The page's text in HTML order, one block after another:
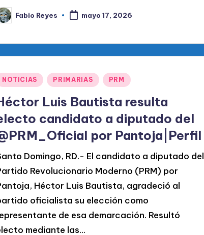
Fabio Reyes mayo 17, 2026
NOTICIAS PRIMARIAS PRM
Luis Bautista resulta
candidato a diputado del
por Pantoja|Perfil
Domingo, RD.- El candidato a diputado del
Revolucionario Moderno (PRM) por
Héctor Luis Bautista, agradeció al
oficialista su elección como
de esa demarcación. Resultó
mediante las…